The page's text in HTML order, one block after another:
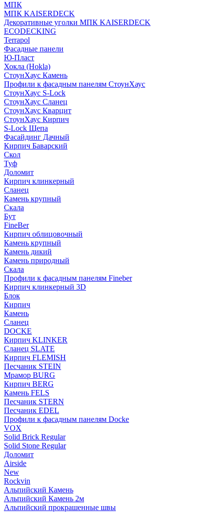
МПК
МПК KAISERDECK
Декоративные уголки МПК KAISERDECK
ECODECKING
Terrapol
Фасадные панели
Ю-Пласт
Хокла (Hokla)
СтоунХаус Камень
Профили к фасадным панелям СтоунХаус
СтоунХаус S-Lock
СтоунХаус Сланец
СтоунХаус Кварцит
СтоунХаус Кирпич
S-Lock Щепа
Фасайдинг Дачный
Кирпич Баварский
Скол
Туф
Доломит
Кирпич клинкерный
Сланец
Камень крупный
Скала
Бут
FineBer
Кирпич облицовочный
Камень крупный
Камень дикий
Камень природный
Скала
Профили к фасадным панелям Fineber
Кирпич клинкерный 3D
Блок
Кирпич
Камень
Сланец
DOCKE
Кирпич KLINKER
Сланец SLATE
Кирпич FLEMISH
Пес­ча­ник STEIN
Мрамор BURG
Кирпич BERG
Камень FELS
Пес­ча­ник STERN
Пес­ча­ник EDEL
Профили к фасадным панелям Docke
VOX
Solid Brick Regular
Solid Stone Regular
Доломит
Airside
New
Rockvin
Альпийский Камень
Альпийский Камень 2м
Альпийский прокрашенные швы